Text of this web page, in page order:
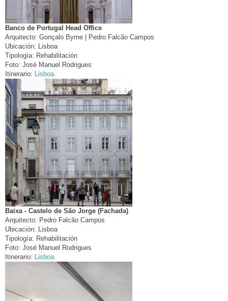
Banco de Portugal Head Office
Arquitecto: Gonçalo Byrne | Pedro Falcão Campos
Ubicación: Lisboa
Tipología: Rehabilitación
Foto: José Manuel Rodrigues
Itinerario: Lisboa
Baixa - Castelo de São Jorge (Fachada)
Arquitecto: Pedro Falcão Campos
Ubicación: Lisboa
Tipología: Rehabilitación
Foto: José Manuel Rodrigues
Itinerario: Lisboa